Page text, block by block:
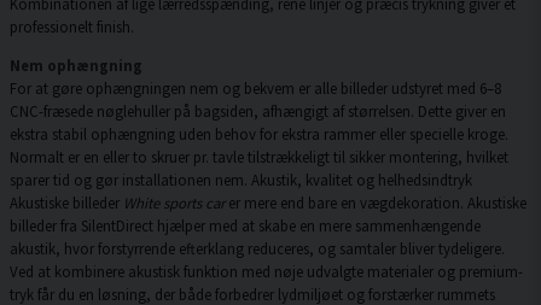
professionelt finish.
Nem ophængning
For at gøre ophængningen nem og bekvem er alle billeder udstyret med 6–8
CNC-fræsede nøglehuller på bagsiden, afhængigt af størrelsen. Dette giver en
ekstra stabil ophængning uden behov for ekstra rammer eller specielle kroge.
Normalt er en eller to skruer pr. tavle tilstrækkeligt til sikker montering, hvilket
sparer tid og gør installationen nem. Akustik, kvalitet og helhedsindtryk
Akustiske billeder White sports carer mere end bare en vægdekoration. Akustiske
billeder fra SilentDirect hjælper med at skabe en mere sammenhængende
akustik, hvor forstyrrende efterklang reduceres, og samtaler bliver tydeligere.
Ved at kombinere akustisk funktion med nøje udvalgte materialer og premium-
tryk får du en løsning, der både forbedrer lydmiljøet og forstærker rummets